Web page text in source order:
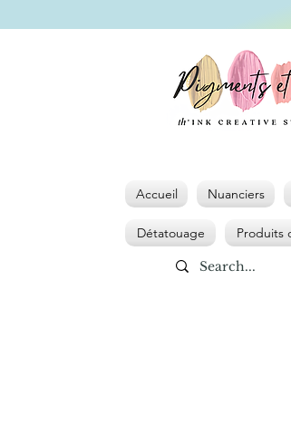
Accueil Nuanciers
Détatouage Produits